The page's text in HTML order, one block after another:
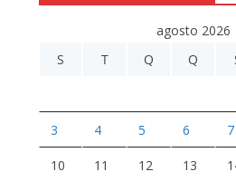
agosto 2026
S
T Q Q
3 4 5 6 7
10 11 12 13